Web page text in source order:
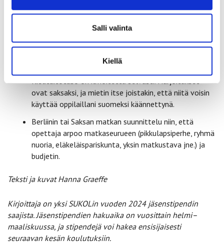
Salli valinta
Kiellä
nähtävyyksiä. Visit Berlinin toteuttama.
Kielivaihtoehdot saksa/englanti.
Deutschstunde. Das Portal für DaF-Lehrkräfte.
Deutschstunde Portal – Goethe-Institut
Kielitaitotaso on ilmoitettu selvästi. Harjoitukset
ovat saksaksi, ja mietin itse joistakin, että niitä voisin
käyttää oppilaillani suomeksi käännettynä.
Berliinin tai Saksan matkan suunnittelu niin, että
opettaja arpoo matkaseurueen (pikkulapsiperhe, ryhmä
nuoria, eläkeläispariskunta, yksin matkustava jne.) ja
budjetin.
Teksti ja kuvat Hanna Graeffe
Kirjoittaja on yksi SUKOLin vuoden 2024 jäsenstipendin
saajista. Jäsenstipendien hakuaika on vuosittain helmi–
maaliskuussa, ja stipendejä voi hakea ensisijaisesti
seuraavan kesän koulutuksiin.